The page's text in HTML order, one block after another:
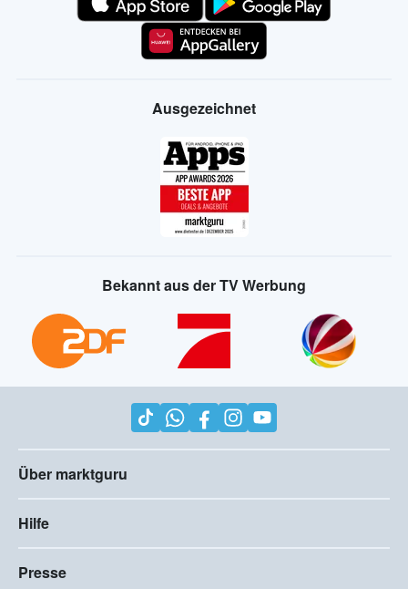
Ausgezeichnet
Bekannt aus der TV Werbung
Über marktguru
Hilfe
Presse